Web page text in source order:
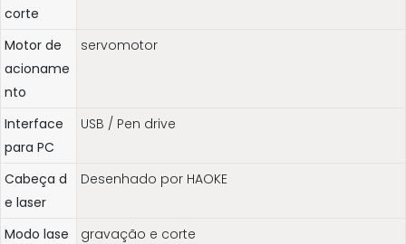
corte
Motor de
acioname
nto
servomotor
Interface
para PC
USB / Pen drive
Cabeça d
e laser
Desenhado por HAOKE
Modo lase
gravação e corte